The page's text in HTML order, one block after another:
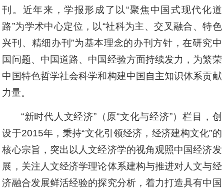
刊。近年来，学报形成了以“聚焦中国式现代化道
路”为学术中心定位，以“社科为主、交叉融合、特色
兴刊、精细办刊”为基本理念的办刊方针，在研究中
国问题、中国道路、中国经验方面持续发力，为繁荣
中国特色哲学社会科学和构建中国自主知识体系贡献
力量。
“新时代人文经济”（原“文化与经济”）栏目，创
设于2015年，秉持“文化引领经济，经济建构文化”的
核心宗旨，突出以人文经济学的视角观照中国经济发
展，关注人文经济学理论体系建构与推进对人文与经
济融合发展鲜活经验的探究分析，着力打造具有中国